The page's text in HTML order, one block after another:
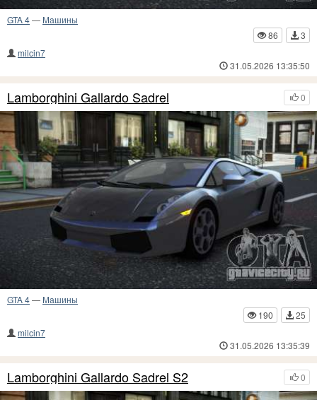
GTA 4— Машины
86
3
milcin7
31.05.2026 13:35:50
0
Lamborghini Gallardo Sadrel
GTA 4— Машины
190
25
milcin7
31.05.2026 13:35:39
0
Lamborghini Gallardo Sadrel S2